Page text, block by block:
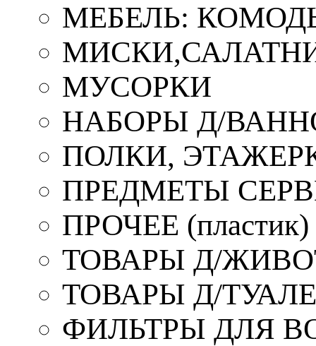
МЕБЕЛЬ:
МУСОРКИ
НАБОРЫ Д/
ПОЛКИ,
ПРЕДМЕТЫ
ПРОЧЕЕ (пластик)
ТОВАРЫ Д/
ТОВАРЫ Д/
ФИЛЬТРЫ ДЛЯ